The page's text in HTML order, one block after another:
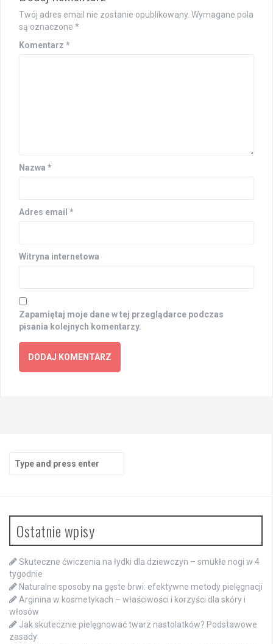
Twój adres email nie zostanie opublikowany. Wymagane pola
są oznaczone *
Komentarz *
Nazwa *
Adres email *
Witryna internetowa
Zapamiętaj moje dane w tej przeglądarce podczas
pisania kolejnych komentarzy.
Search
for:
Ostatnie wpisy
Skuteczne ćwiczenia na łydki dla dziewczyn – smukłe nogi w 4
tygodnie
Naturalne sposoby na gęste brwi: efektywne metody pielęgnacji
Arginina w kosmetykach – właściwości i korzyści dla skóry i
włosów
Jak skutecznie pielęgnować twarz nastolatków? Podstawowe
zasady